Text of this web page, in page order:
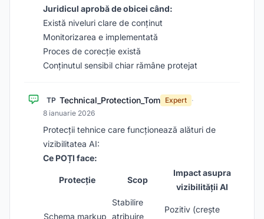
Juridicul aprobă de obicei când:
Există niveluri clare de conținut
Monitorizarea e implementată
Proces de corecție există
Conținutul sensibil chiar rămâne protejat
TP Technical_Protection_Tom Expert ·
8 ianuarie 2026
Protecții tehnice care funcționează alături de
vizibilitatea AI:
Ce POȚI face:
Protecție Scop
Impact asupra
vizibilității AI
Schema markup
Stabilire
atribuire
Pozitiv (crește